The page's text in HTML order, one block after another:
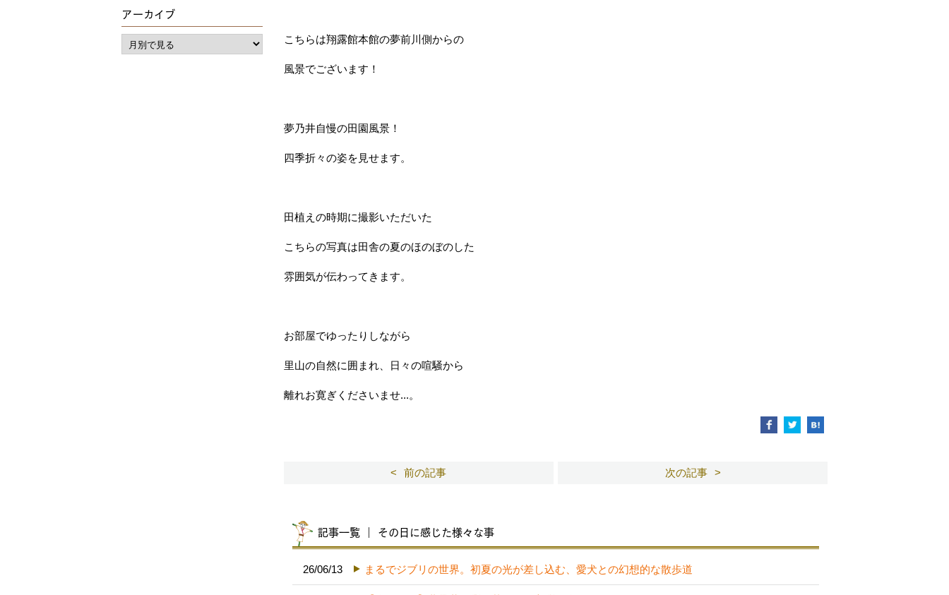
こちらは翔露館本館の夢前川側からの
風景でございます！
夢乃井自慢の田園風景！
四季折々の姿を見せます。
田植えの時期に撮影いただいた
こちらの写真は田舎の夏のほのぼのした
雰囲気が伝わってきます。
お部屋でゆったりしながら
里山の自然に囲まれ、日々の喧騒から
離れお寛ぎくださいませ...。
前の記事 次の記事
記事一覧 ｜ その日に感じた様々な事
26/06/13 まるでジブリの世界。初夏の光が差し込む、愛犬との幻想的な散歩道
アーカイブ